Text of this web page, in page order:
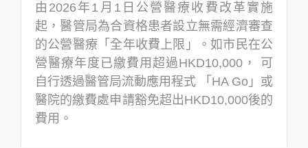
由2026年1月1日公營醫療收費改革實施
起，醫管局為合資格患者設立無需經濟審查
的公營醫療「全年收費上限」。如市民在公
營醫療年度已繳費用超過HKD10,000， 可
自行透過醫管局流動應用程式 「HA Go」或
醫院的繳費處申請豁免超出HKD10,000後的
費用。